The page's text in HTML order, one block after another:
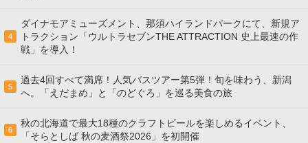
4
ダイナモアミューズメント、那須ハイランドパークにて、新規ア
トラクション「ウルトラセブンTHE ATTRACTION 史上最速の作
戦」を導入！
5
過去4回すべて満席！人気バスツアー第5弾！旬を味わう、新潟
へ。「えだまめ」と「のどぐろ」を巡る美食の旅
6
秋の北海道で最大18種のクラフトビールを楽しめるイベント、
「そらとしば 秋の麦酒祭2026」を初開催